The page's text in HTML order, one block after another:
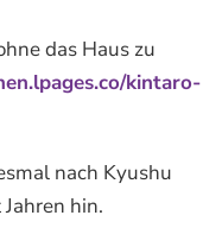
das Haus zu
kintaro-
nach Kyushu
hin.